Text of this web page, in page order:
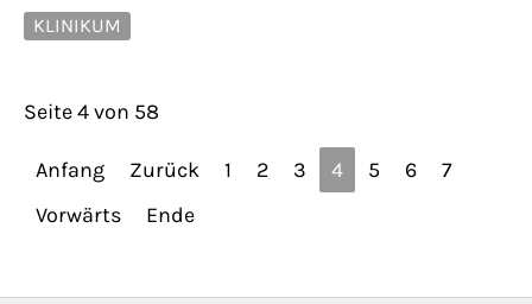
KLINIKUM
Seite 4 von 58
Anfang Zurück 1 2 3 4 5 6
7
Vorwärts
Ende